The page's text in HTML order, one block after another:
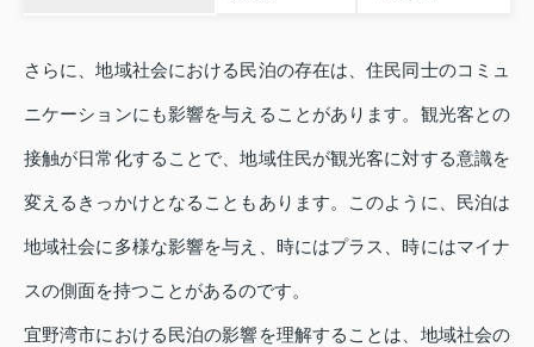
さらに、地域社会における民泊の存在は、住民同士のコミュ
ニケーションにも影響を与えることがあります。観光客との
接触が日常化することで、地域住民が観光客に対する意識を
変えるきっかけとなることもあります。このように、民泊は
地域社会に多様な影響を与え、時にはプラス、時にはマイナ
スの側面を持つことがあるのです。
宜野湾市における民泊の影響を理解することは、地域社会の